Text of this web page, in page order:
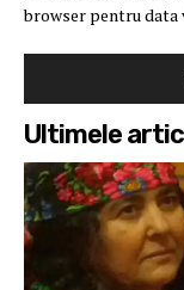
browser pentru data
Ultimele